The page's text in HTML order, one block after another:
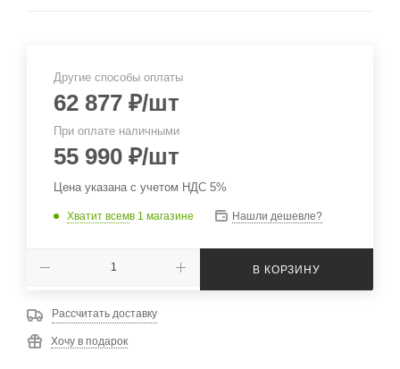
Другие способы оплаты
62 877 ₽/шт
При оплате наличными
55 990 ₽/шт
Цена указана с учетом НДС 5%
Хватит всемв 1 магазине Нашли дешевле?
В КОРЗИНУ
Рассчитать доставку
Хочу в подарок